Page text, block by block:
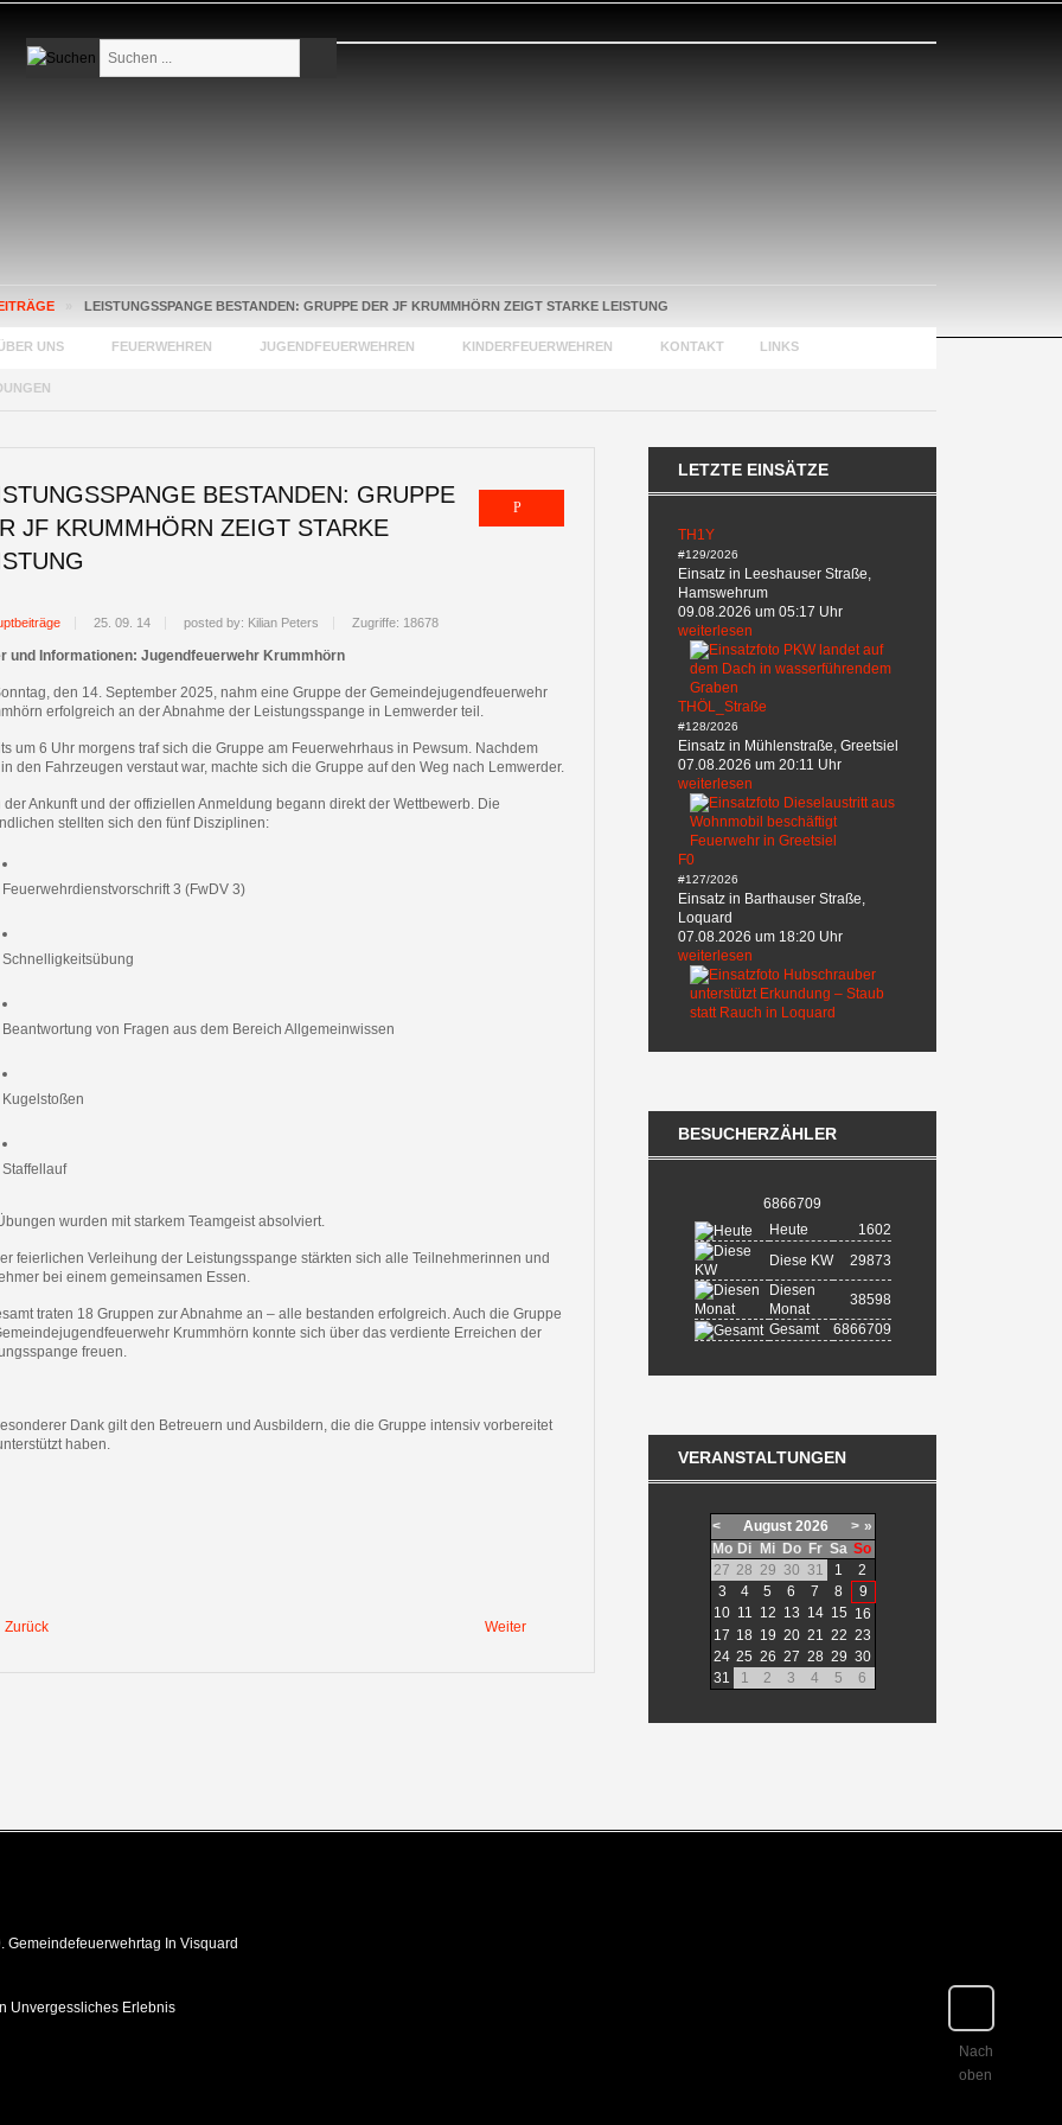
Suchen
...
LEISTUNGSSPANGE BESTANDEN: GRUPPE DER JF KRUMMHÖRN ZEIGT STARKE LEISTUNG
UNS FEUERWEHREN JUGENDFEUERWEHREN KINDERFEUERWEHREN KONTAKT LINKS
BESTANDEN: GRUPPE
JF KRUMMHÖRN ZEIGT STARKE
25. 09. 14 posted by: Kilian Peters Zugriffe: 18678
und Informationen: Jugendfeuerwehr Krummhörn
den 14. September 2025, nahm eine Gruppe der Gemeindejugendfeuerwehr
erfolgreich an der Abnahme der Leistungsspange in Lemwerder teil.
um 6 Uhr morgens traf sich die Gruppe am Feuerwehrhaus in Pewsum. Nachdem
den Fahrzeugen verstaut war, machte sich die Gruppe auf den Weg nach Lemwerder.
der Ankunft und der offiziellen Anmeldung begann direkt der Wettbewerb. Die
stellten sich den fünf Disziplinen:
Feuerwehrdienstvorschrift 3 (FwDV 3)
Schnelligkeitsübung
Beantwortung von Fragen aus dem Bereich Allgemeinwissen
Kugelstoßen
Staffellauf
wurden mit starkem Teamgeist absolviert.
feierlichen Verleihung der Leistungsspange stärkten sich alle Teilnehmerinnen und
bei einem gemeinsamen Essen.
traten 18 Gruppen zur Abnahme an – alle bestanden erfolgreich. Auch die Gruppe
Krummhörn konnte sich über das verdiente Erreichen der
freuen.
Dank gilt den Betreuern und Ausbildern, die die Gruppe intensiv vorbereitet
haben.
Zurück Weiter
LETZTE EINSÄTZE
TH1Y
#129/2026
Einsatz in Leeshauser Straße,
Hamswehrum
09.08.2026 um 05:17 Uhr
weiterlesen
THÖL_Straße
#128/2026
Einsatz in Mühlenstraße, Greetsiel
07.08.2026 um 20:11 Uhr
weiterlesen
F0
#127/2026
Einsatz in Barthauser Straße,
Loquard
07.08.2026 um 18:20 Uhr
weiterlesen
BESUCHERZÄHLER
6866709
Heute
1602
Diese KW
29873
Diesen
Monat
38598
Gesamt
6866709
VERANSTALTUNGEN
< August 2026 > »
Mo Di Mi Do Fr Sa So
27 28 29 30 31 1
2
3
4 5 6 7 8
9
10 11 12 13 14 15 16
17 18 19 20 21 22 23
24 25 26 27 28 29 30
31
1 2 3 4 5 6
In Visquard
Unvergessliches Erlebnis
Nach
oben